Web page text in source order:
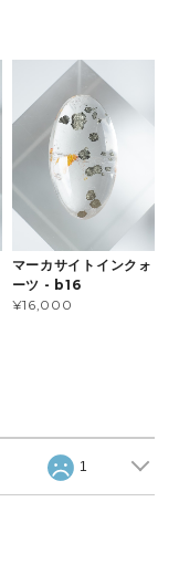
マーカサイトインクォ
ーツ - b16
¥16,000
1